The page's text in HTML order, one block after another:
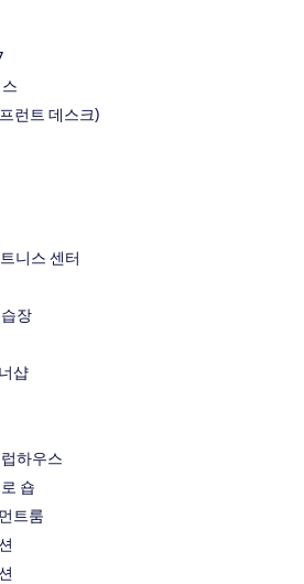
런트 데스크)
니스 센터
장
샵
하우스
숍
트룸